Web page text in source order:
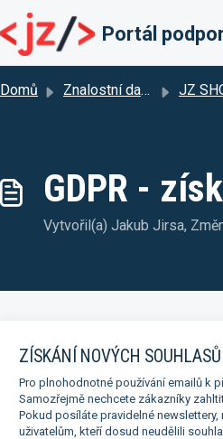
Portál
Domů Znalostní databáze JZ
GDPR -
Vytvořil(a) Jakub Jirsa,
ZÍSKÁNÍ NOVÝCH
Pro plnohodnotné používání emailů k
Samozřejmě nechcete zákazníky
Pokud posíláte pravidelné
uživatelům, kteří dosud neudělili